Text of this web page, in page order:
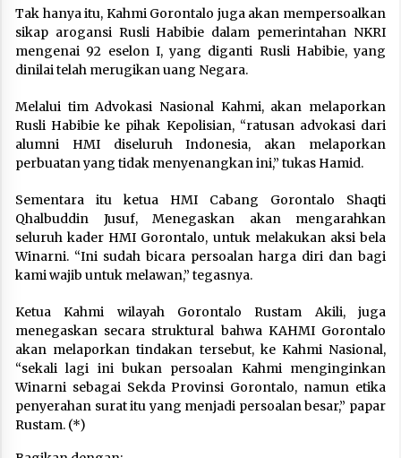
Tak hanya itu, Kahmi Gorontalo juga akan mempersoalkan
sikap arogansi Rusli Habibie dalam pemerintahan NKRI
mengenai 92 eselon I, yang diganti Rusli Habibie, yang
dinilai telah merugikan uang Negara.
Melalui tim Advokasi Nasional Kahmi, akan melaporkan
Rusli Habibie ke pihak Kepolisian, “ratusan advokasi dari
alumni HMI diseluruh Indonesia, akan melaporkan
perbuatan yang tidak menyenangkan ini,” tukas Hamid.
Sementara itu ketua HMI Cabang Gorontalo Shaqti
Qhalbuddin Jusuf, Menegaskan akan mengarahkan
seluruh kader HMI Gorontalo, untuk melakukan aksi bela
Winarni. “Ini sudah bicara persoalan harga diri dan bagi
kami wajib untuk melawan,” tegasnya.
Ketua Kahmi wilayah Gorontalo Rustam Akili, juga
menegaskan secara struktural bahwa KAHMI Gorontalo
akan melaporkan tindakan tersebut, ke Kahmi Nasional,
“sekali lagi ini bukan persoalan Kahmi menginginkan
Winarni sebagai Sekda Provinsi Gorontalo, namun etika
penyerahan surat itu yang menjadi persoalan besar,” papar
Rustam. (*)